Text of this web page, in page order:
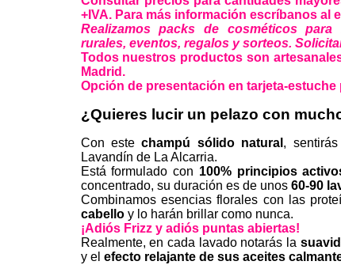
de clientes
+IVA. Para más información escríbanos al
Realizamos packs de cosméticos
rurales, eventos, regalos y sorteos.
Todos nuestros productos son
Madrid.
Opción de presentación en tarjeta-
¿Quieres lucir un pelazo con
Con estechampú sólido natural ,
Lavandín de La Alcarria.
Está formulado con 100% principios
concentrado, su duración es de unos 60-90
Combinamos esencias florales con las
cabelloy lo harán brillar como nunca.
¡Adiós Frizz y adiós puntas abiertas!
Realmente, en cada lavado notarás la
y el efecto relajante de sus aceites